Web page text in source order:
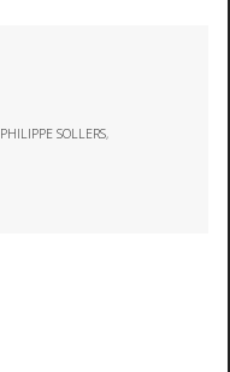
PHILIPPE SOLLERS,